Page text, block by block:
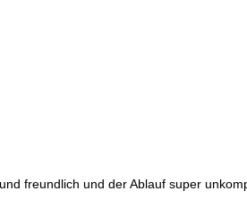
freundlich und der Ablauf super